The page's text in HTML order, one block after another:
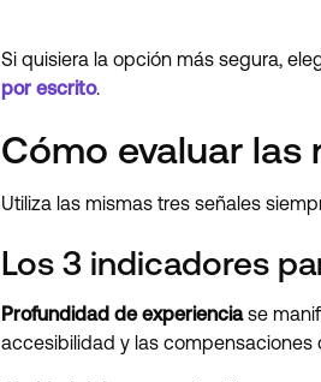
Si quisiera la opción más segura,
por escrito.
Cómo evaluar
Utiliza las mismas tres señales
Los 3 indicadores
Profundidad de experienciase
accesibilidad y las compensaciones